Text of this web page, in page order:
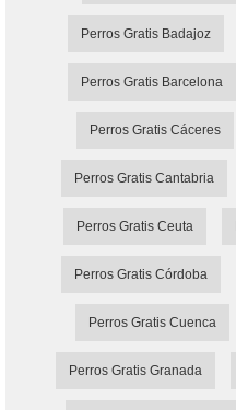
Perros Gratis Badajoz
Perros Gratis Barcelona
Perros Gratis Cáceres
Perros Gratis Cantabria
Perros Gratis Ceuta
Perros Gratis Córdoba
Perros Gratis Cuenca
Perros Gratis Granada